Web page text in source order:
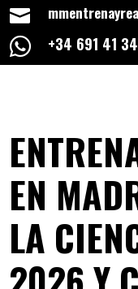

 +34 691 41
EN
LA